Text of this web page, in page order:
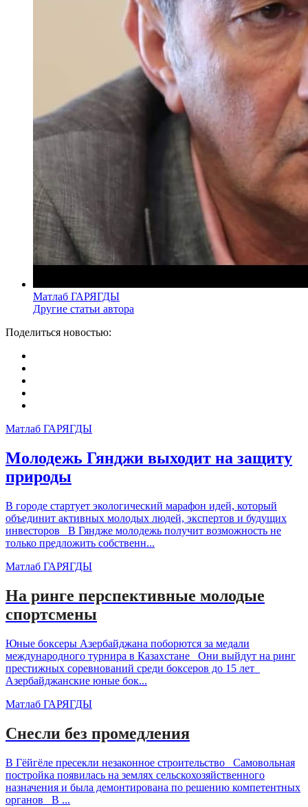
Матлаб ГАРЯГДЫ
Другие статьи автора
Поделиться новостью:
Матлаб ГАРЯГДЫ
Молодежь Гянджи выходит на защиту
природы
В городе стартует экологический марафон идей, который
объединит активных молодых людей, экспертов и будущих
инвесторов В Гяндже молодежь получит возможность не
только предложить собственн...
Матлаб ГАРЯГДЫ
На ринге перспективные молодые
спортсмены
Юные боксеры Азербайджана поборются за медали
международного турнира в Казахстане Они выйдут на ринг
престижных соревнований среди боксеров до 15 лет
Азербайджанские юные бок...
Матлаб ГАРЯГДЫ
Снесли без промедления
В Гёйгёле пресекли незаконное строительство Самовольная
постройка появилась на землях сельскохозяйственного
назначения и была демонтирована по решению компетентных
органов В ...